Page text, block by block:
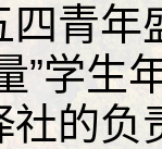
四青
”学
社的负